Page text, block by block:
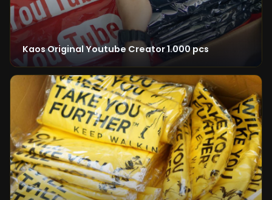
Kaos Original Youtube Creator 1.000 pcs